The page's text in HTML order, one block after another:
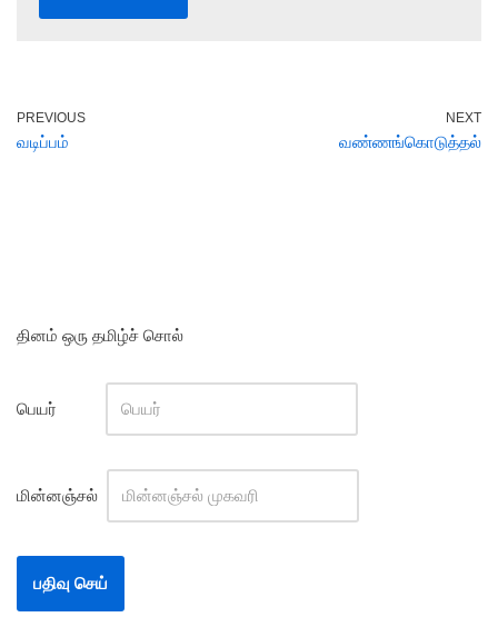
PREVIOUS
வடிப்பம்
NEXT
வண்ணங்கொடுத்தல்
தினம் ஒரு தமிழ்ச் சொல்
பெயர்
மின்னஞ்சல்